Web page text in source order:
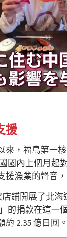
援
來，福島第一
國內上個月起
援漁業的聲音
鋪開展了北
的捐款在這一
2.35 億日圓。